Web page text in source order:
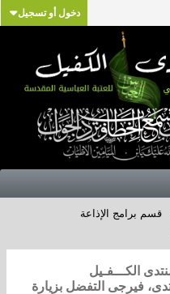
دخول أو تسجيل
قسم برامج الإذاعة
الكـــفـيل
فيرجى التفضل بزيارة